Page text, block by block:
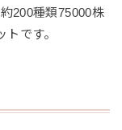
200種類75000株
です。